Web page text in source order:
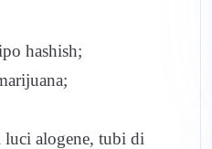
hashish;
luci alogene, tubi di